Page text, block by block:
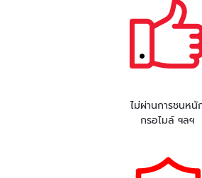
ไม่ผ่านการชนหนั
กรอไมล์ ฯลฯ